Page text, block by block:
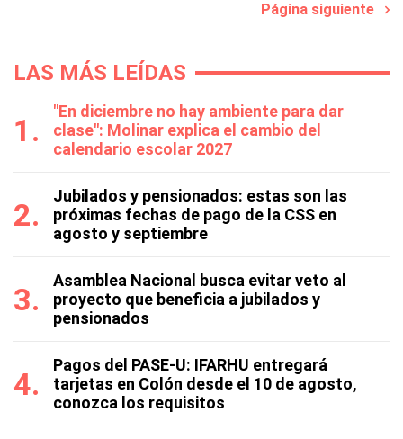
Página siguiente
LAS MÁS LEÍDAS
"En diciembre no hay ambiente para dar
clase": Molinar explica el cambio del
calendario escolar 2027
Jubilados y pensionados: estas son las
próximas fechas de pago de la CSS en
agosto y septiembre
Asamblea Nacional busca evitar veto al
proyecto que beneficia a jubilados y
pensionados
Pagos del PASE-U: IFARHU entregará
tarjetas en Colón desde el 10 de agosto,
conozca los requisitos